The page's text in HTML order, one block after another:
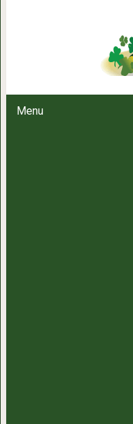
Menu
Папа